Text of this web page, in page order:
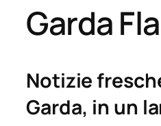
Garda
Notizie
Garda, in un